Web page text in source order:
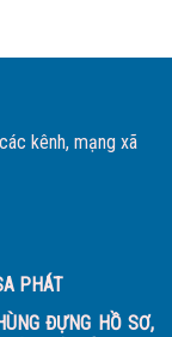
kênh, mạng xã
PHÁT
ĐỰNG HỒ SƠ,